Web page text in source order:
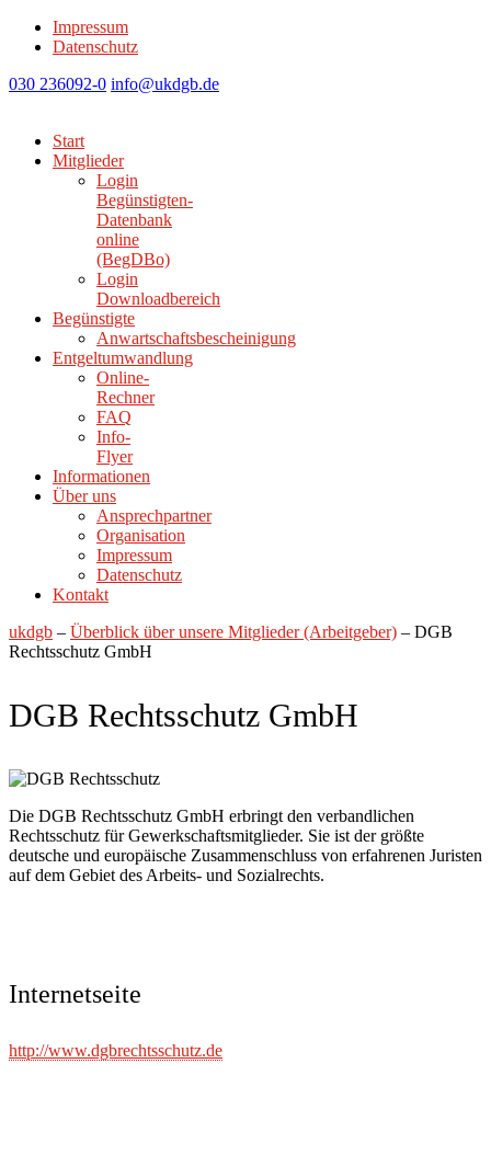
Impressum
Datenschutz
030 236092-0 info@ukdgb.de
Start
Mitglieder
Login
Begünstigten-
Datenbank
online
(BegDBo)
Login
Downloadbereich
Begünstigte
Anwartschaftsbescheinigung
Entgeltumwandlung
Online-
Rechner
FAQ
Info-
Flyer
Informationen
Über uns
Ansprechpartner
Organisation
Impressum
Datenschutz
Kontakt
ukdgb – Überblick über unsere Mitglieder (Arbeitgeber) – DGB
Rechtsschutz GmbH
DGB Rechtsschutz GmbH
Die DGB Rechtsschutz GmbH erbringt den verbandlichen
Rechtsschutz für Gewerkschaftsmitglieder. Sie ist der größte
deutsche und europäische Zusammenschluss von erfahrenen Juristen
auf dem Gebiet des Arbeits- und Sozialrechts.
Internetseite
http://www.dgbrechtsschutz.de